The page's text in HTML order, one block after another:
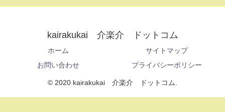
kairakukai 介楽介 ドットコム
ホーム
サイトマップ
お問い合わせ
プライバシーポリシー
© 2020 kairakukai 介楽介 ドットコム.